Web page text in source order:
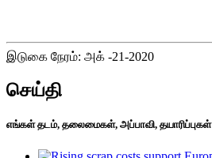
இடுகை நேரம்: அக் -21-2020
செய்தி
எங்கள் தடம், தலைமைகள், அப்பாவி, தயாரிப்புகள்